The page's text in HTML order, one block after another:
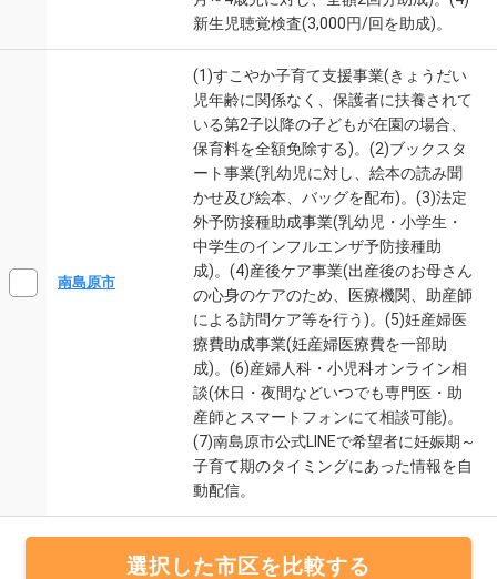
新生児聴覚検査(3,000円/回を助成)。
南島原市
(1)すこやか子育て支援事業(きょうだい
児年齢に関係なく、保護者に扶養されて
いる第2子以降の子どもが在園の場合、
保育料を全額免除する)。(2)ブックスタ
ート事業(乳幼児に対し、絵本の読み聞
かせ及び絵本、バッグを配布)。(3)法定
外予防接種助成事業(乳幼児・小学生・
中学生のインフルエンザ予防接種助
成)。(4)産後ケア事業(出産後のお母さん
の心身のケアのため、医療機関、助産師
による訪問ケア等を行う)。(5)妊産婦医
療費助成事業(妊産婦医療費を一部助
成)。(6)産婦人科・小児科オンライン相
談(休日・夜間などいつでも専門医・助
産師とスマートフォンにて相談可能)。
(7)南島原市公式LINEで希望者に妊娠期～
子育て期のタイミングにあった情報を自
動配信。
選択した市区を比較する